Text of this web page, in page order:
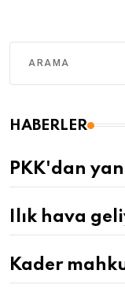
HABERLER
PKK'dan
Ilık hava
Kader